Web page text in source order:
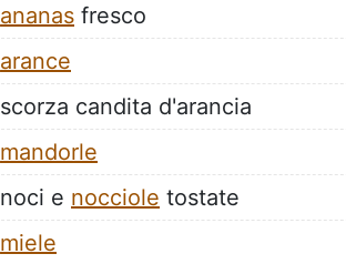
ananas fresco
arance
scorza candita d'arancia
mandorle
noci e nocciole tostate
miele